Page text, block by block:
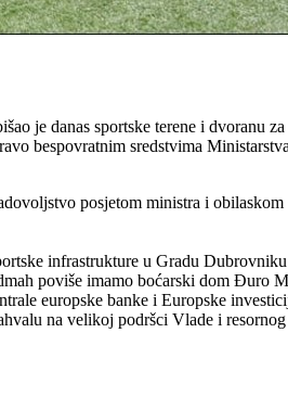
je danas sportske terene i dvoranu
bespovratnim sredstvima
posjetom ministra i
infrastrukture u Gradu
poviše imamo boćarski dom Đuro
europske banke i Europske
na velikoj podršci Vlade i